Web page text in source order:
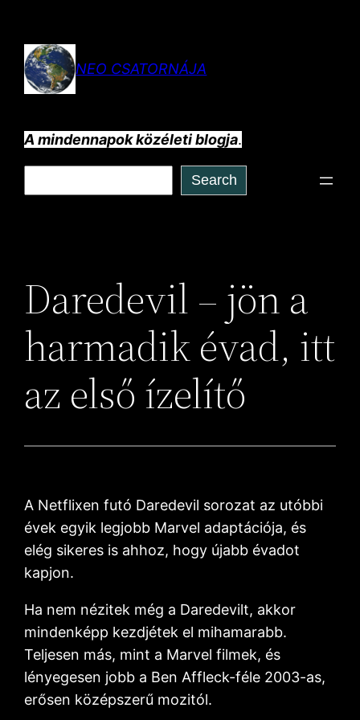
tartalomhozNEO CSATORNÁJA
A mindennapok közéleti blogja.
Search
Daredevil – jön a
harmadik évad, itt
az első ízelítő
A Netflixen futó Daredevil sorozat az utóbbi
évek egyik legjobb Marvel adaptációja, és
elég sikeres is ahhoz, hogy újabb évadot
kapjon.
Ha nem nézitek még a Daredevilt, akkor
mindenképp kezdjétek el mihamarabb.
Teljesen más, mint a Marvel filmek, és
lényegesen jobb a Ben Affleck-féle 2003-as,
erősen középszerű mozitól.